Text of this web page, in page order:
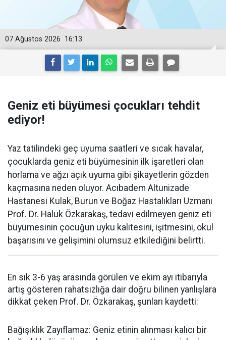
16:13
07 Ağustos 2026
Geniz eti büyümesi çocukları tehdit
ediyor!
Yaz tatilindeki geç uyuma saatleri ve sıcak havalar,
çocuklarda geniz eti büyümesinin ilk işaretleri olan
horlama ve ağzı açık uyuma gibi şikayetlerin gözden
kaçmasına neden oluyor. Acıbadem Altunizade
Hastanesi Kulak, Burun ve Boğaz Hastalıkları Uzmanı
Prof. Dr. Haluk Özkarakaş, tedavi edilmeyen geniz eti
büyümesinin çocuğun uyku kalitesini, işitmesini, okul
başarısını ve gelişimini olumsuz etkilediğini belirtti.
En sık 3-6 yaş arasında görülen ve ekim ayı itibarıyla
artış gösteren rahatsızlığa dair doğru bilinen yanlışlara
dikkat çeken Prof. Dr. Özkarakaş, şunları kaydetti:
Bağışıklık Zayıflamaz: Geniz etinin alınması kalıcı bir